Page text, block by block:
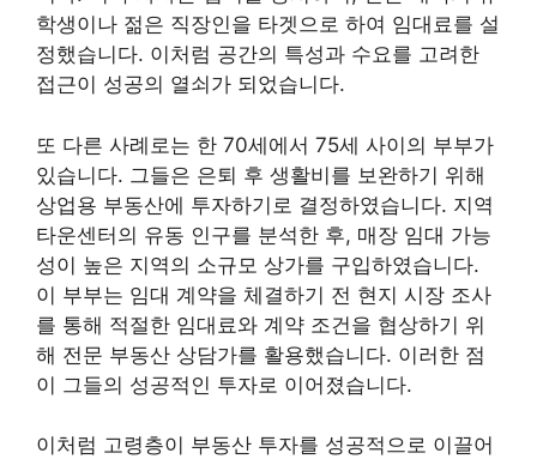
학생이나 젊은 직장인을 타겟으로 하여 임대료를 설
정했습니다. 이처럼 공간의 특성과 수요를 고려한
접근이 성공의 열쇠가 되었습니다.
또 다른 사례로는 한 70세에서 75세 사이의 부부가
있습니다. 그들은 은퇴 후 생활비를 보완하기 위해
상업용 부동산에 투자하기로 결정하였습니다. 지역
타운센터의 유동 인구를 분석한 후, 매장 임대 가능
성이 높은 지역의 소규모 상가를 구입하였습니다.
이 부부는 임대 계약을 체결하기 전 현지 시장 조사
를 통해 적절한 임대료와 계약 조건을 협상하기 위
해 전문 부동산 상담가를 활용했습니다. 이러한 점
이 그들의 성공적인 투자로 이어졌습니다.
이처럼 고령층이 부동산 투자를 성공적으로 이끌어